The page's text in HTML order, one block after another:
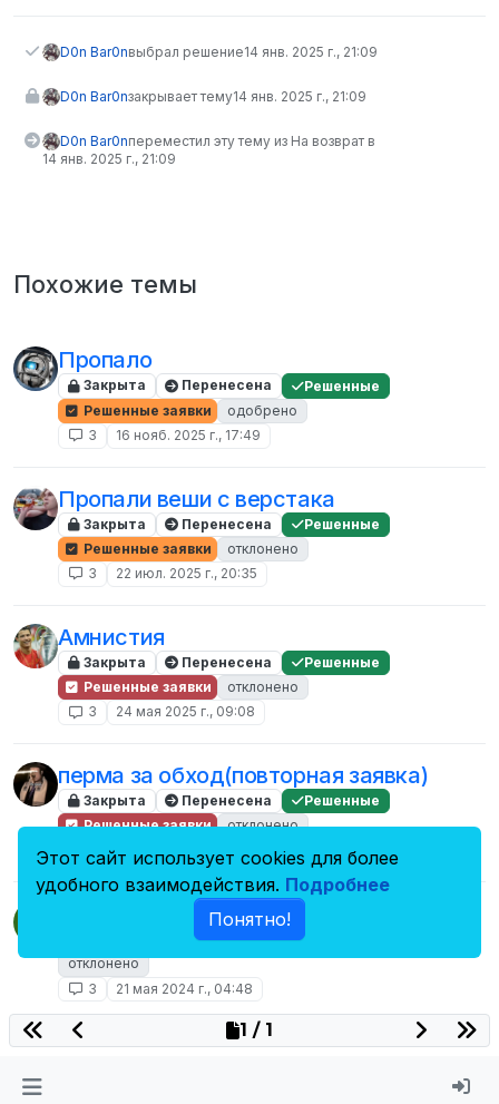
D0n Bar0nвыбрал решение14 янв. 2025 г., 21:09
D0n Bar0nзакрывает тему14 янв. 2025 г., 21:09
D0n Bar0nпереместил эту тему из На возврат в
14 янв. 2025 г., 21:09
Похожие темы
Пропало
Закрыта Перенесена
Решенные
Решенные заявки
одобрено
3
16 нояб. 2025 г., 17:49
Пропали веши с верстака
Закрыта Перенесена
Решенные
Решенные заявки
отклонено
3
22 июл. 2025 г., 20:35
Амнистия
Закрыта Перенесена
Решенные
Решенные заявки
отклонено
3
24 мая 2025 г., 09:08
перма за обход(повторная заявка)
Закрыта Перенесена
Решенные
Решенные заявки
отклонено
Перенесена Решенные
отклонено
3
21 мая 2024 г., 04:48
1 / 1
Этот сайт использует cookies для более
удобного взаимодействия. Подробнее
Понятно!